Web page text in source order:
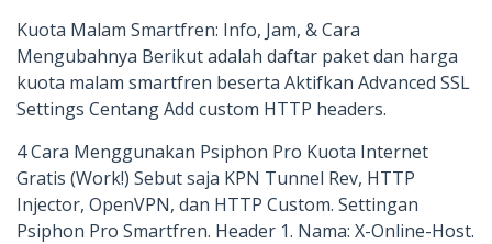
Kuota Malam Smartfren: Info, Jam, & Cara
Mengubahnya Berikut adalah daftar paket dan harga
kuota malam smartfren beserta Aktifkan Advanced SSL
Settings Centang Add custom HTTP headers.
4 Cara Menggunakan Psiphon Pro Kuota Internet
Gratis (Work!) Sebut saja KPN Tunnel Rev, HTTP
Injector, OpenVPN, dan HTTP Custom. Settingan
Psiphon Pro Smartfren. Header 1. Nama: X-Online-Host.